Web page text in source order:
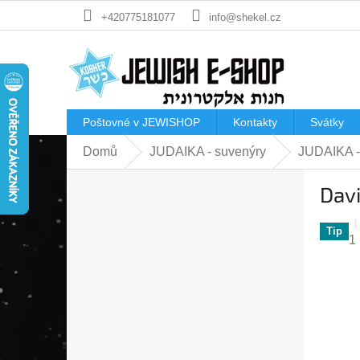
+420775181077 info@shekel.cz
Poštovné v JEWISHOP Kontakty Svátky
Domů JUDAIKA - suvenýry JUDAIKA
Tip
1